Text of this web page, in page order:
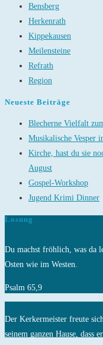
Bensberg
Herkenrath
Kippekausen
Meilensteine
Refrath
Region
Neueste Beiträge
Blecherne Vielfalt
Musikalische Vesper
Kirche, hast du sie
August
Gospel-Workshop
Jugend Krimi Dinner
Losung
Du machst fröhlich, was da
Osten wie im Westen.
Psalm 65,9
Der Kerkermeister freute
seinem ganzen Hause, dass